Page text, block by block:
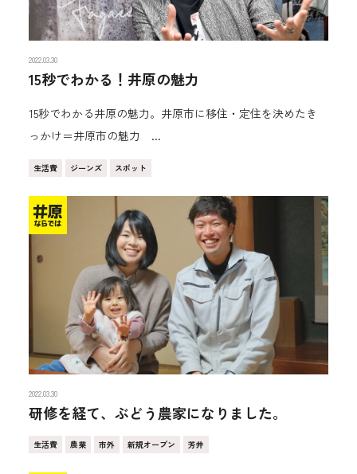
2022.03.30
15秒でわかる！井原の魅力
15秒でわかる井原の魅力。井原市に移住・定住を決めたき
っかけ＝井原市の魅力 ...
生活費 ジーンズ スポット
2022.03.30
研修を経て、ぶどう農家になりました。
生活費 農業 市外 新規オープン 芳井